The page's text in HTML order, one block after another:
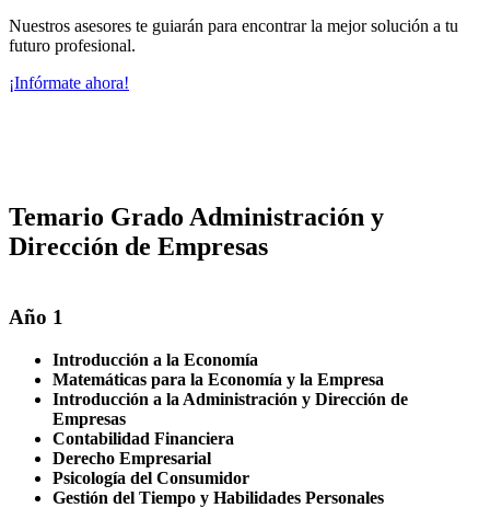
Nuestros asesores te guiarán para encontrar la mejor solución a tu
futuro profesional.
¡Infórmate ahora!
Temario Grado Administración y
Dirección de Empresas
Año 1
Introducción a la Economía
Matemáticas para la Economía y la Empresa
Introducción a la Administración y Dirección de
Empresas
Contabilidad Financiera
Derecho Empresarial
Psicología del Consumidor
Gestión del Tiempo y Habilidades Personales